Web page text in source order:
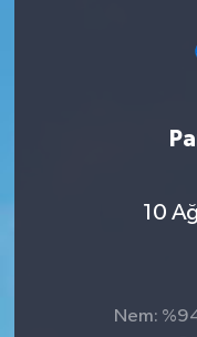
10
Nem:
Kültür Sanat
Sağlık